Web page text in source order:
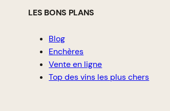
LES BONS PLANS
Blog
Enchères
Vente en ligne
Top des vins les plus chers